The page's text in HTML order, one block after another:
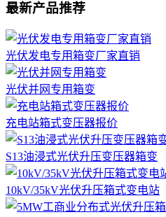
最新产品推荐
光伏发电专用箱变厂家直销
光伏并网专用箱变
充电站箱式变压器报价
S13油浸式光伏升压变压器箱变
10kV/35kV光伏升压箱式变电站